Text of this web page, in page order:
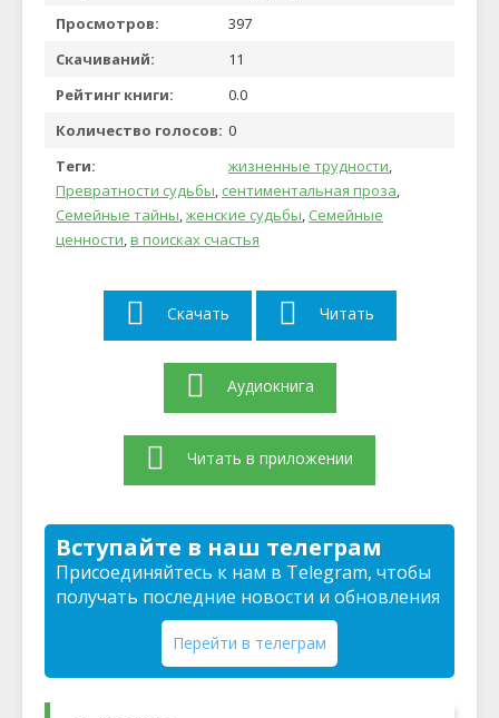
Просмотров:
397
Скачиваний:
11
Рейтинг книги:
0.0
Количество голосов: 0
Теги:
жизненные трудности,
Превратности судьбы, сентиментальная проза,
Семейные тайны,женские судьбы, Семейные
ценности,в поисках счастья
Скачать Читать
Аудиокнига
Читать в приложении
Вступайте в наш телеграм
Присоединяйтесь к нам в Telegram, чтобы
получать последние новости и обновления
Перейти в телеграм